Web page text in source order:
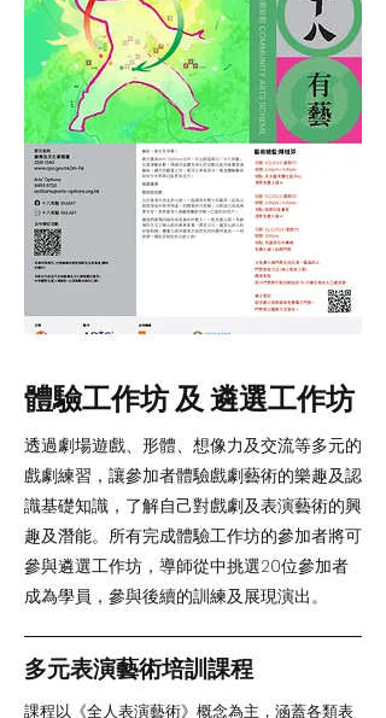
體驗工作坊 及 遴選工作坊
透過劇場遊戲、形體、想像力及交流等多元的
戲劇練習，讓參加者體驗戲劇藝術的樂趣及認
識基礎知識，了解自己對戲劇及表演藝術的興
趣及潛能。所有完成體驗工作坊的參加者將可
參與遴選工作坊，導師從中挑選20位參加者
成為學員，參與後續的訓練及展現演出。
多元表演藝術培訓課程
課程以《全人表演藝術》概念為主，涵蓋各類表